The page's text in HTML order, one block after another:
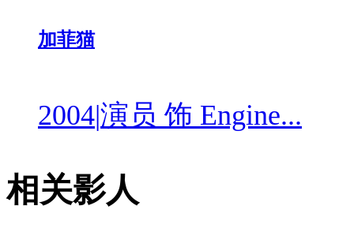
加菲猫
2004|演员 饰 Engine...
相关影人